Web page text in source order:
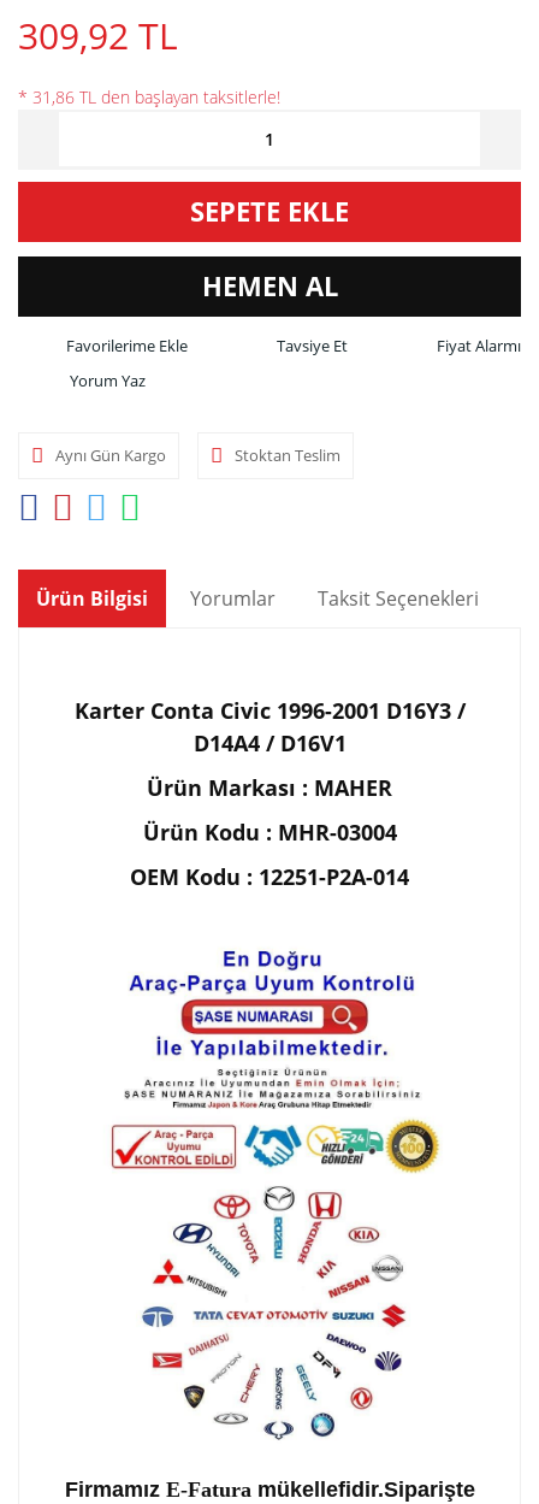
309,92 TL
* 31,86 TL den başlayan taksitlerle!
SEPETE EKLE
HEMEN AL
Tavsiye Et
Fiyat Alarmı
Yorum Yaz
Aynı Gün Kargo Stoktan Teslim
Ürün Bilgisi Yorumlar Taksit Seçenekleri
Karter Conta Civic 1996-2001 D16Y3 /
D14A4 / D16V1
Ürün Markası : MAHER
Ürün Kodu : MHR-03004
OEM Kodu : 12251-P2A-014
Firmamız E-Fatura mükellefidir.Siparişte